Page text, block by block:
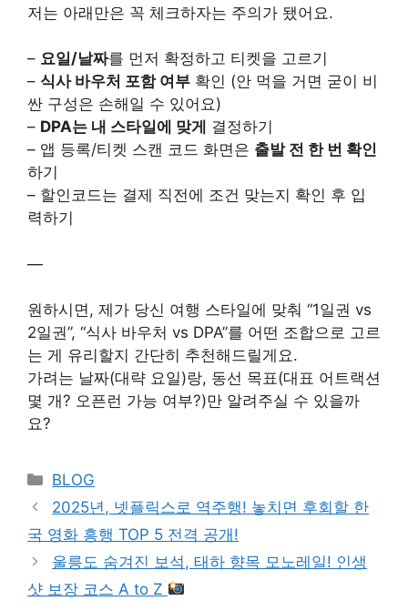
저는 아래만은 꼭 체크하자는 주의가 됐어요.
– 요일/날짜를 먼저 확정하고 티켓을 고르기
– 식사 바우처 포함 여부 확인 (안 먹을 거면 굳이 비
싼 구성은 손해일 수 있어요)
– DPA는 내 스타일에 맞게 결정하기
– 앱 등록/티켓 스캔 코드 화면은 출발 전 한 번 확인
하기
– 할인코드는 결제 직전에 조건 맞는지 확인 후 입
력하기
—
원하시면, 제가 당신 여행 스타일에 맞춰 “1일권 vs
2일권”, “식사 바우처 vs DPA”를 어떤 조합으로 고르
는 게 유리할지 간단히 추천해드릴게요.
가려는 날짜(대략 요일)랑, 동선 목표(대표 어트랙션
몇 개? 오픈런 가능 여부?)만 알려주실 수 있을까
요?
Categories
BLOG
2025년, 넷플릭스로 역주행! 놓치면 후회할 한
국 영화 흥행 TOP 5 전격 공개!
울릉도 숨겨진 보석, 태하 향목 모노레일! 인생
샷 보장 코스 A to Z